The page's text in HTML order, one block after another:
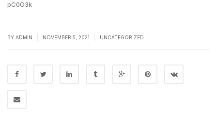
pC0O3k
BY ADMIN NOVEMBER 5, 2021 UNCATEGORIZED